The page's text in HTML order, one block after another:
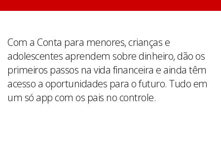
Com a Conta para menores, crianças e
adolescentes aprendem sobre dinheiro, dão os
primeiros passos na vida financeira e ainda têm
acesso a oportunidades para o futuro. Tudo em
um só app com os pais no controle.